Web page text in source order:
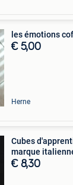
les émotions
€ 5,00
Herne
Cubes
marque
€ 8,30